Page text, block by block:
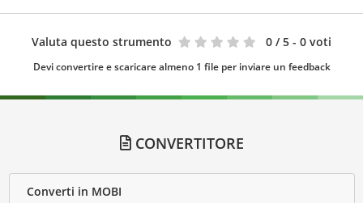
Valuta questo strumento 0 / 5 - 0 voti
Devi convertire e scaricare almeno 1 file per inviare un feedback
CONVERTITORE
Converti in MOBI